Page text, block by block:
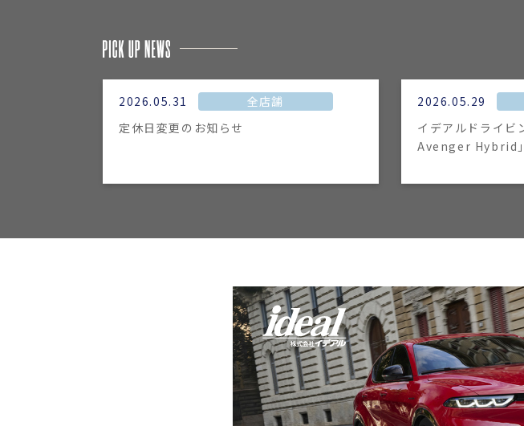
2026.05.31
全店舗
定休日変更のお知らせ
2026.05.29
イデアルドライビ
Avenger Hybrid」